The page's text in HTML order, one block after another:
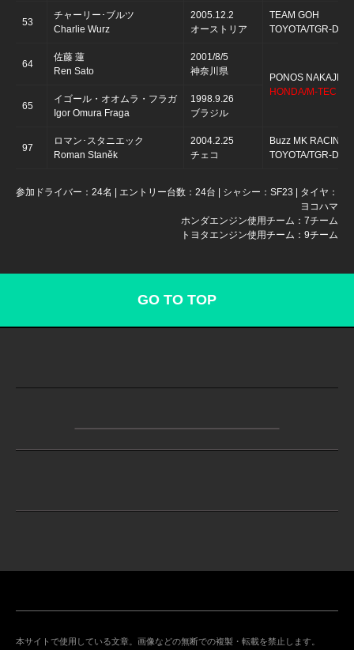
53
チャーリー･ブルツ
Charlie Wurz
2005.12.2
オーストリア
TEAM GOH
TOYOTA/TGR-D
64
佐藤 蓮
Ren Sato
2001/8/5
神奈川県
PONOS
HONDA/M-TEC
65
イゴール・オオムラ・フラガ
Igor Omura Fraga
1998.9.26
ブラジル
97
ロマン･スタニエック
Roman Staněk
2004.2.25
チェコ
Buzz MK RACING
TOYOTA/TGR-D
参加ドライバー：24名 | エントリー台数：24台 | シャシー：SF23 | タイヤ：
ヨコハマ
ホンダエンジン使用チーム：7チーム
トヨタエンジン使用チーム：9チーム
GO TO TOP
本サイトで使用している文章。画像などの無断での複製・転載を禁止します。